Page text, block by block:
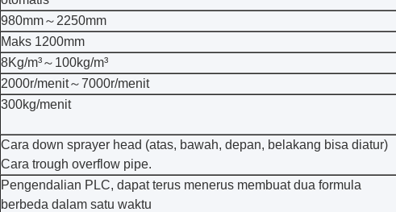
980mm～2250mm
Maks 1200mm
8Kg/m³～100kg/m³
2000r/menit～7000r/menit
300kg/menit
Cara down sprayer head (atas, bawah, depan, belakang bisa diatur)
Cara trough overflow pipe.
Pengendalian PLC, dapat terus menerus membuat dua formula
berbeda dalam satu waktu